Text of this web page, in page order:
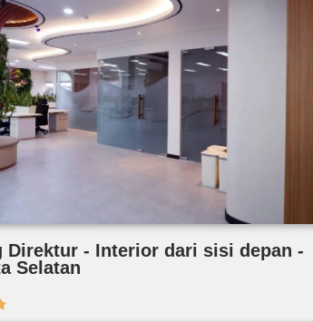
Direktur - Interior dari sisi depan -
Selatan